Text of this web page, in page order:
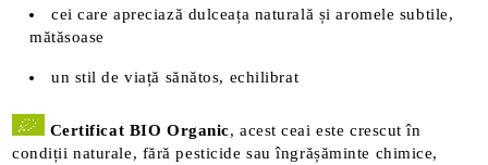
cei care apreciază dulceața naturală și aromele subtile,
mătăsoase
un stil de viață sănătos, echilibrat
Certificat BIO Organic, acest ceai este crescut în
condiții naturale, fără pesticide sau îngrășăminte chimice,